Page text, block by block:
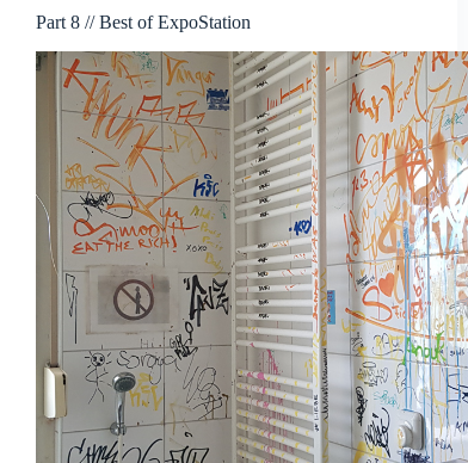
Part 8 // Best of ExpoStation